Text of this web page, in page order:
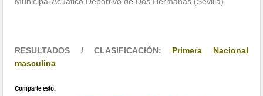
RESULTADOS / CLASIFICACIÓN: Primera Nacional
masculina
Comparte esto: